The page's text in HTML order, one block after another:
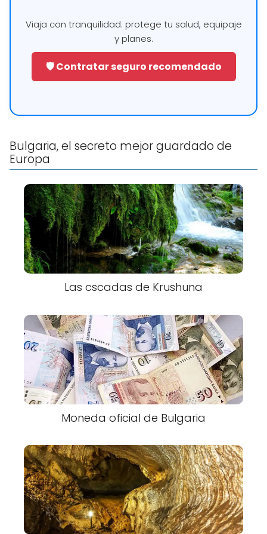
Viaja con tranquilidad: protege tu salud, equipaje
y planes.
🛡️ Contratar seguro recomendado
Bulgaria, el secreto mejor guardado de
Europa
Las cscadas de Krushuna
Moneda oficial de Bulgaria